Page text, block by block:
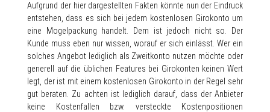
Aufgrund der hier dargestellten Fakten könnte nun der Eindruck
entstehen, dass es sich bei jedem kostenlosen Girokonto um
eine Mogelpackung handelt. Dem ist jedoch nicht so. Der
Kunde muss eben nur wissen, worauf er sich einlässt. Wer ein
solches Angebot lediglich als Zweitkonto nutzen möchte oder
generell auf die üblichen Features bei Girokonten keinen Wert
legt, der ist mit einem kostenlosen Girokonto in der Regel sehr
gut beraten. Zu achten ist lediglich darauf, dass der Anbieter
keine Kostenfallen bzw. versteckte Kostenpositionen